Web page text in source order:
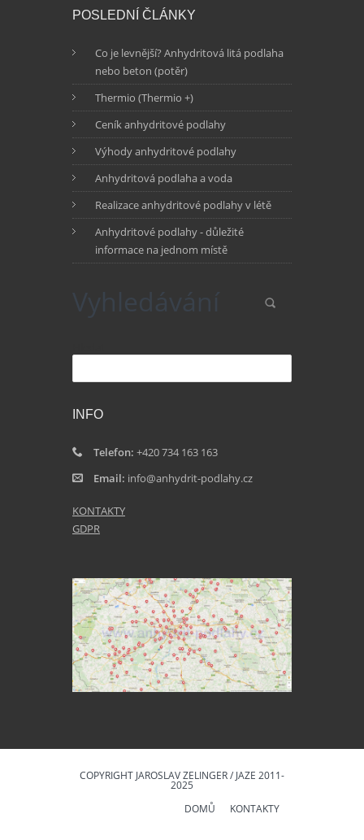
POSLEDNÍ ČLÁNKY
Co je levnější? Anhydritová litá podlaha
nebo beton (potěr)
Thermio (Thermio +)
Ceník anhydritové podlahy
Výhody anhydritové podlahy
Anhydritová podlaha a voda
Realizace anhydritové podlahy v létě
Anhydritové podlahy - důležité
informace na jednom místě
Vyhledávání
INFO
Telefon: +420 734 163 163
Email: info@anhydrit-podlahy.cz
KONTAKTY
GDPR
COPYRIGHT JAROSLAV ZELINGER / JAZE 2011-
2025
DOMŮ
KONTAKTY